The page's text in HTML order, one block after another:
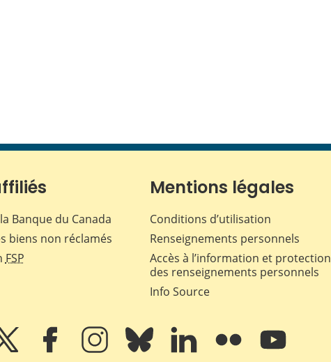
Banque du Canada
biens non réclamés
FSP
Mentions légales
Conditions d’utilisation
Renseignements personnels
Accès à l’information et protection
des renseignements personnels
Info Source